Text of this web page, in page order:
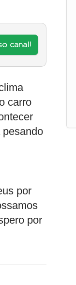
canal!
carro
pesando
por
por